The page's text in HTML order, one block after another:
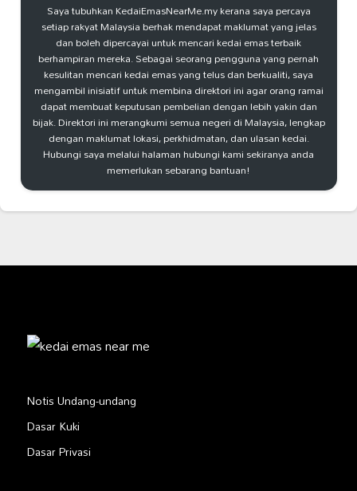
Saya tubuhkan KedaiEmasNearMe.my kerana saya percaya
setiap rakyat Malaysia berhak mendapat maklumat yang jelas
dan boleh dipercayai untuk mencari kedai emas terbaik
berhampiran mereka. Sebagai seorang pengguna yang pernah
kesulitan mencari kedai emas yang telus dan berkualiti, saya
mengambil inisiatif untuk membina direktori ini agar orang ramai
dapat membuat keputusan pembelian dengan lebih yakin dan
bijak. Direktori ini merangkumi semua negeri di Malaysia, lengkap
dengan maklumat lokasi, perkhidmatan, dan ulasan kedai.
Hubungi saya melalui halaman hubungi kami sekiranya anda
memerlukan sebarang bantuan!
Notis Undang-undang
Dasar Kuki
Dasar Privasi